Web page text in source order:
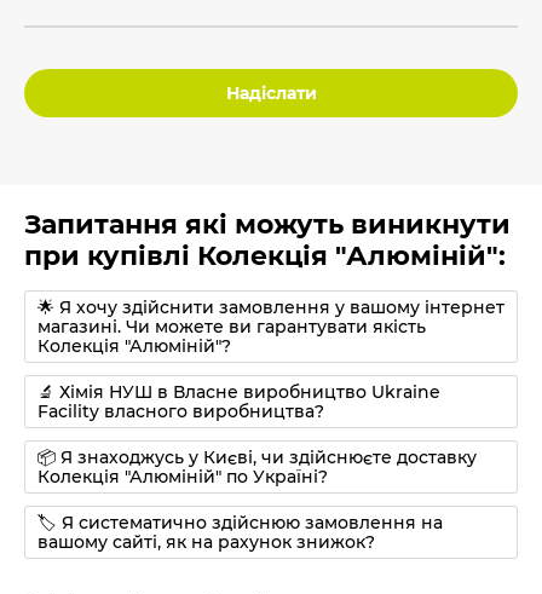
Надіслати
Запитання які можуть виникнути
при купівлі Колекція "Алюміній":
🌟 Я хочу здійснити замовлення у вашому інтернет
магазині. Чи можете ви гарантувати якість
Колекція "Алюміній"?
🔬 Хімія НУШ в Власне виробництво Ukraine
Facility власного виробництва?
📦 Я знаходжусь у Києві, чи здійснюєте доставку
Колекція "Алюміній" по Україні?
🏷 Я систематично здійснюю замовлення на
вашому сайті, як на рахунок знижок?